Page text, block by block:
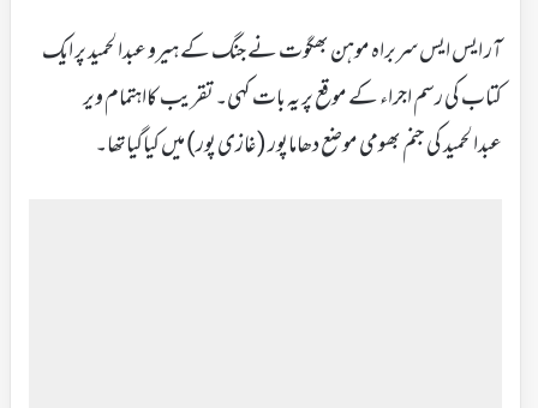
آر ایس ایس سربراہ موہن بھگوت نے جنگ کے ہیرو عبدالحمید پر ایک
کتاب کی رسم اجراء کے موقع پر یہ بات کہی۔ تقریب کااہتمام ویر
عبدالحمید کی جنم بھومی موضع دھاماپور (غازی پور) میں کیاگیاتھا۔